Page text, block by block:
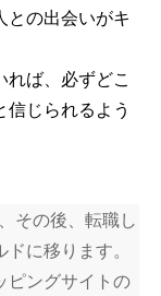
との出会いがキ
れば、必ずどこ
じられるよう
その後、転職し
に移ります。
ピングサイトの